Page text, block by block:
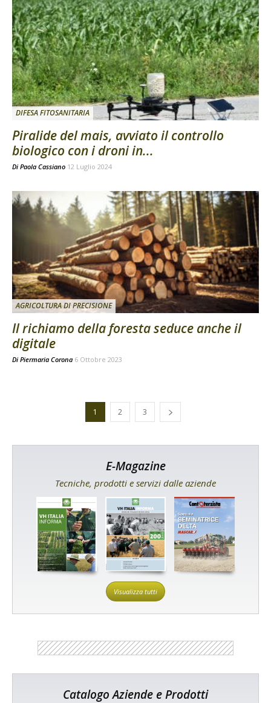
DIFESA FITOSANITARIA
Piralide del mais, avviato il controllo
biologico con i droni in...
Di Paola Cassiano 12 Luglio 2024
AGRICOLTURA DI PRECISIONE
Il richiamo della foresta seduce anche il
digitale
Di Piermaria Corona 6 Ottobre 2023
1 2 3
E-Magazine
Tecniche, prodotti e servizi dalle aziende
Visualizza tutti
Catalogo Aziende e Prodotti